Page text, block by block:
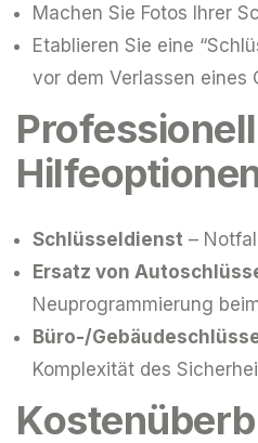
Machen Sie Fotos Ihrer
Etablieren Sie eine
vor dem Verlassen eines
Schlüsseldienst –
Ersatz von
Neuprogrammierung
Büro-/
Komplexität des